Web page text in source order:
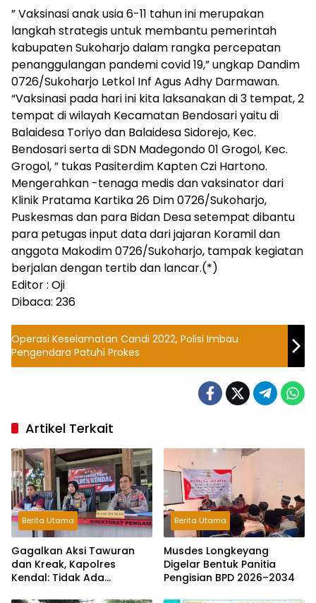
” Vaksinasi anak usia 6-11 tahun ini merupakan
langkah strategis untuk membantu pemerintah
kabupaten Sukoharjo dalam rangka percepatan
penanggulangan pandemi covid 19,” ungkap Dandim
0726/Sukoharjo Letkol Inf Agus Adhy Darmawan.
“Vaksinasi pada hari ini kita laksanakan di 3 tempat, 2
tempat di wilayah Kecamatan Bendosari yaitu di
Balaidesa Toriyo dan Balaidesa Sidorejo, Kec.
Bendosari serta di SDN Madegondo 01 Grogol, Kec.
Grogol, ” tukas Pasiterdim Kapten Czi Hartono.
Mengerahkan -tenaga medis dan vaksinator dari
Klinik Pratama Kartika 26 Dim 0726/Sukoharjo,
Puskesmas dan para Bidan Desa setempat dibantu
para petugas input data dari jajaran Koramil dan
anggota Makodim 0726/Sukoharjo, tampak kegiatan
berjalan dengan tertib dan lancar.(*)
Editor : Oji
Dibaca: 236
Operasi Keselamatan Candi 2022, Polisi Imbau
Pengendara Patuhi Prokes
Artikel Terkait
Berita Utama
Gagalkan Aksi Tawuran
dan Kreak, Kapolres
Kendal: Tidak Ada
Berita Utama
Musdes Longkeyang
Digelar Bentuk Panitia
Pengisian BPD 2026–2034